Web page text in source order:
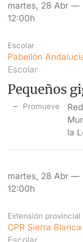
martes, 28 Abr —
12:00h
Escolar
Pabellón
Escolar
Pequeños
Promueve
la
martes, 28 Abr —
12:00h
Extensión provincial
CPR Sierra
Escolar